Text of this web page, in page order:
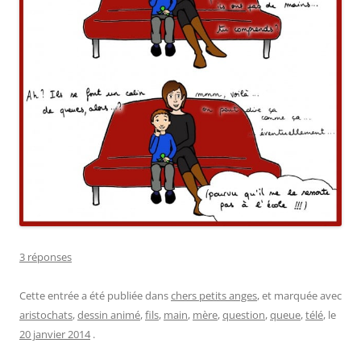
3 réponses
Cette entrée a été publiée danschers petits anges, et marquée avec
aristochats,dessin animé,fils, main, mère,question,queue,télé, le
20 janvier 2014 .